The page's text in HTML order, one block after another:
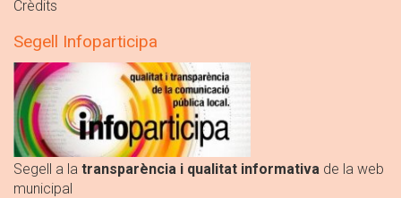
Crèdits
Segell Infoparticipa
Segell a la transparència i qualitat informativa de la web
municipal